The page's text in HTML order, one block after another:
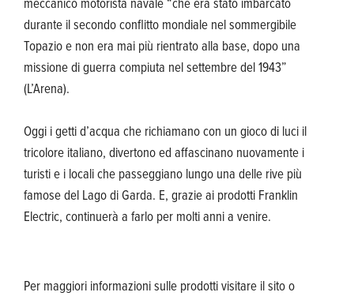
durante il secondo conflitto mondiale nel sommergibile
Topazio e non era mai più rientrato alla base, dopo una
missione di guerra compiuta nel settembre del 1943”
(L’Arena).
Oggi i getti d’acqua che richiamano con un gioco di luci il
tricolore italiano, divertono ed affascinano nuovamente i
turisti e i locali che passeggiano lungo una delle rive più
famose del Lago di Garda. E, grazie ai prodotti Franklin
Electric, continuerà a farlo per molti anni a venire.
Per maggiori informazioni sulle prodotti visitare il sito o